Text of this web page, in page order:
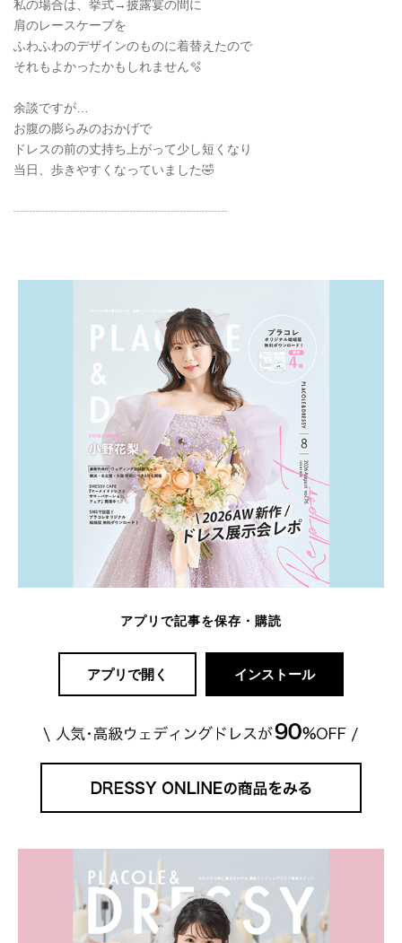
私の場合は、挙式→披露宴の間に
肩のレースケープを
ふわふわのデザインのものに着替えたので
それもよかったかもしれません🫧
余談ですが…
お腹の膨らみのおかげで
ドレスの前の丈持ち上がって少し短くなり
当日、歩きやすくなっていました🤣
┈┈┈┈┈┈┈┈┈┈┈┈┈┈┈┈┈
アプリで記事を保存・購読
アプリで開く インストール